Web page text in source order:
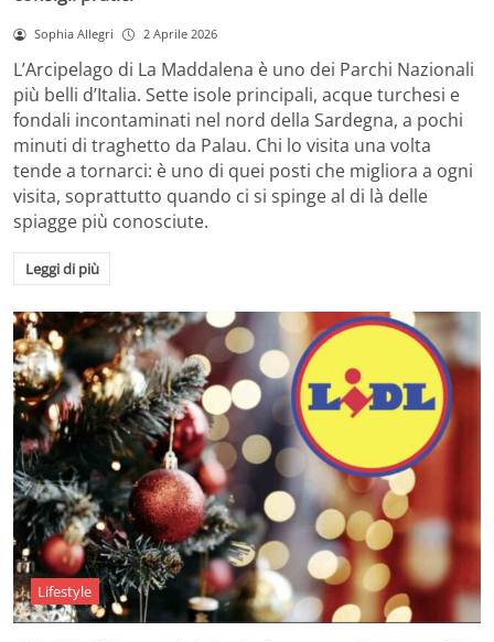
Sophia Allegri 2 Aprile 2026
L’Arcipelago di La Maddalena è uno dei Parchi Nazionali
più belli d’Italia. Sette isole principali, acque turchesi e
fondali incontaminati nel nord della Sardegna, a pochi
minuti di traghetto da Palau. Chi lo visita una volta
tende a tornarci: è uno di quei posti che migliora a ogni
visita, soprattutto quando ci si spinge al di là delle
spiagge più conosciute.
Leggi di più
Lifestyle